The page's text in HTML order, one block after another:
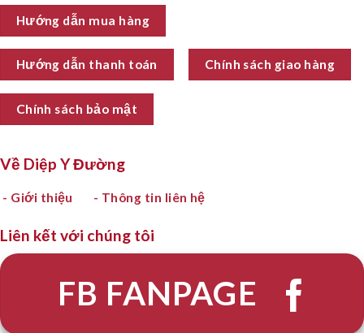
Hướng dẫn mua hàng
Hướng dẫn thanh toán Chính sách giao hàng
Chính sách bảo mật
Về Diệp Y Đường
- Giới thiệu - Thông tin liên hệ
Liên kết với chúng tôi
FB FANPAGE